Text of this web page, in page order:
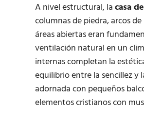
A nivel estructural, lacasa
columnas de piedra, arcos
áreas abiertas eran
ventilación natural en un
internas completan la
equilibrio entre la sencillez y
adornada con pequeños
elementos cristianos con